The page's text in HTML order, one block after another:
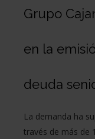
Grupo
en la
deuda
La demanda ha
través de más de